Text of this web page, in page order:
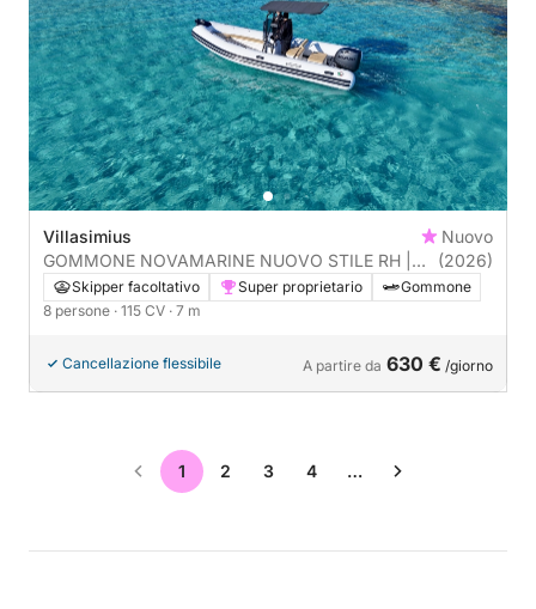
Villasimius
Nuovo
GOMMONE NOVAMARINE NUOVO STILE RH |
115CV PATENTE | 8 PAX
(2026)
Skipper facoltativo Super proprietario
Gommone
8 persone · 115 CV · 7 m
Cancellazione flessibile A partire da 630 € /giorno
1 2 3 4 …